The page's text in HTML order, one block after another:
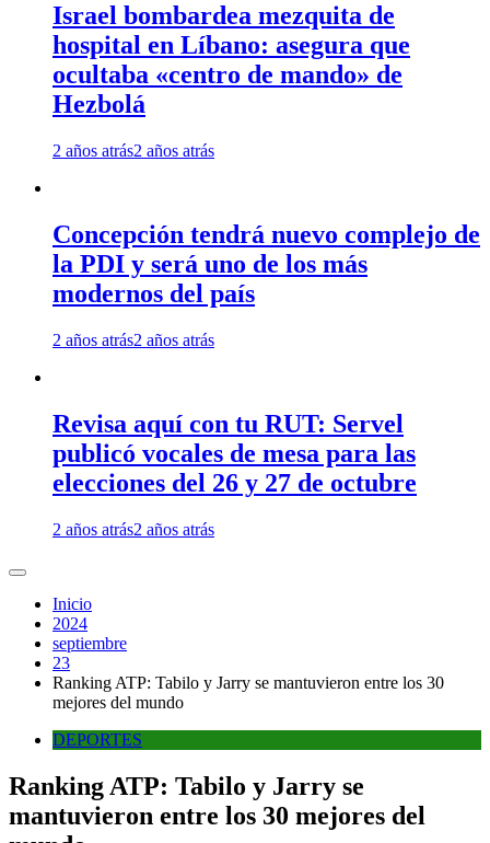
Israel bombardea mezquita de
hospital en Líbano: asegura que
ocultaba «centro de mando» de
Hezbolá
2 años atrás2 años atrás
Concepción tendrá nuevo complejo de
la PDI y será uno de los más
modernos del país
2 años atrás2 años atrás
Revisa aquí con tu RUT: Servel
publicó vocales de mesa para las
elecciones del 26 y 27 de octubre
2 años atrás2 años atrás
Inicio
2024
septiembre
23
Ranking ATP: Tabilo y Jarry se mantuvieron entre los 30
mejores del mundo
DEPORTES
Ranking ATP: Tabilo y Jarry se
mantuvieron entre los 30 mejores del